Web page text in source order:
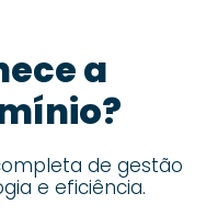
a
de gestão
e eficiência.